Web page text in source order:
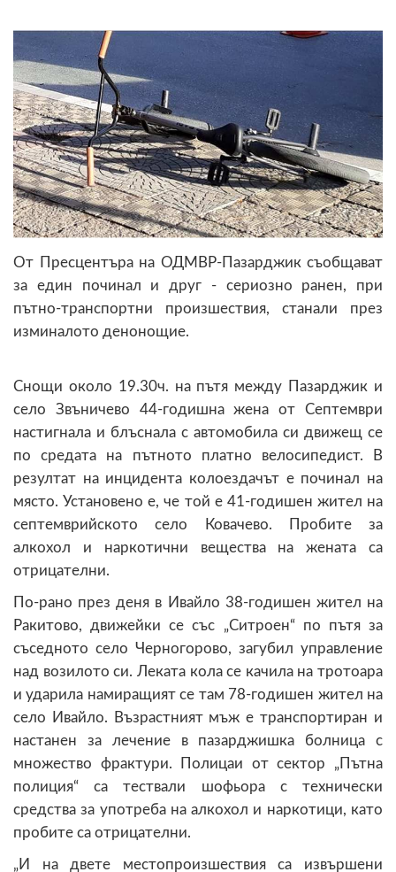
От Пресцентъра на ОДМВР-Пазарджик съобщават
за един починал и друг - сериозно ранен, при
пътно-транспортни произшествия, станали през
изминалото денонощие.
Снощи около 19.30ч. на пътя между Пазарджик и
село Звъничево 44-годишна жена от Септември
настигнала и блъснала с автомобила си движещ се
по средата на пътното платно велосипедист. В
резултат на инцидента колоездачът е починал на
място. Установено е, че той е 41-годишен жител на
септемврийското село Ковачево. Пробите за
алкохол и наркотични вещества на жената са
отрицателни.
По-рано през деня в Ивайло 38-годишен жител на
Ракитово, движейки се със „Ситроен“ по пътя за
съседното село Черногорово, загубил управление
над возилото си. Леката кола се качила на тротоара
и ударила намиращият се там 78-годишен жител на
село Ивайло. Възрастният мъж е транспортиран и
настанен за лечение в пазарджишка болница с
множество фрактури. Полицаи от сектор „Пътна
полиция“ са тествали шофьора с технически
средства за употреба на алкохол и наркотици, като
пробите са отрицателни.
„И на двете местопроизшествия са извършени